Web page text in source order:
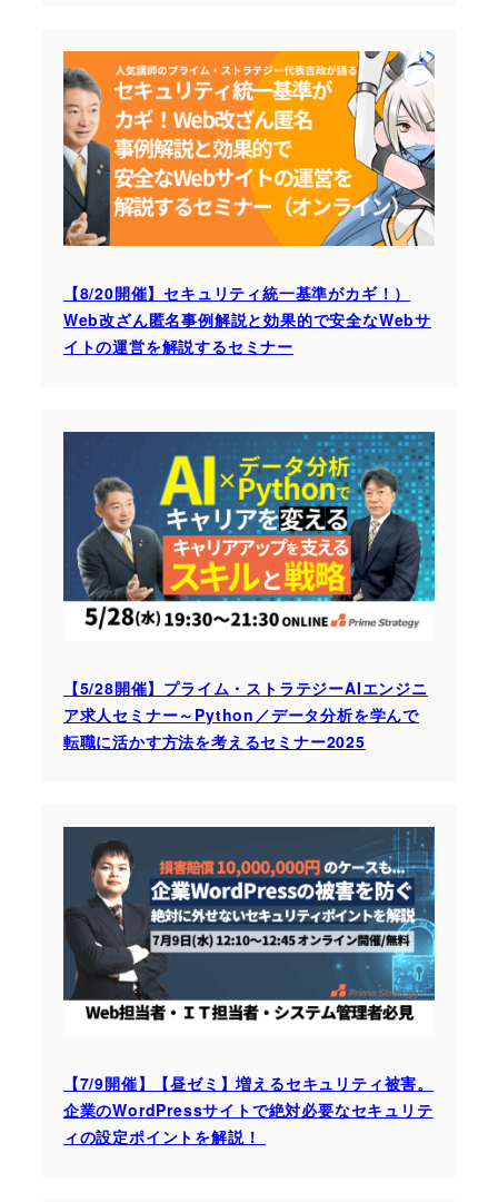
【8/20開催】セキュリティ統一基準がカギ！）
Web改ざん匿名事例解説と効果的で安全なWebサ
イトの運営を解説するセミナー
【5/28開催】プライム・ストラテジーAIエンジニ
ア求人セミナー～Python／データ分析を学んで
転職に活かす方法を考えるセミナー2025
【7/9開催】【昼ゼミ】増えるセキュリティ被害。
企業のWordPressサイトで絶対必要なセキュリテ
ィの設定ポイントを解説！